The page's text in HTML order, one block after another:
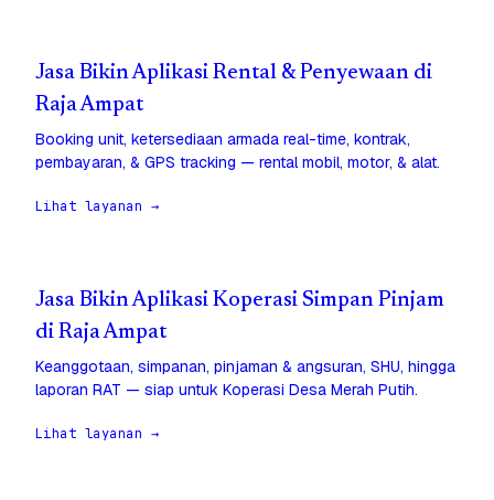
Jasa Bikin Aplikasi Rental & Penyewaan di
Raja Ampat
Booking unit, ketersediaan armada real-time, kontrak,
pembayaran, & GPS tracking — rental mobil, motor, & alat.
Lihat layanan →
Jasa Bikin Aplikasi Koperasi Simpan Pinjam
di Raja Ampat
Keanggotaan, simpanan, pinjaman & angsuran, SHU, hingga
laporan RAT — siap untuk Koperasi Desa Merah Putih.
Lihat layanan →